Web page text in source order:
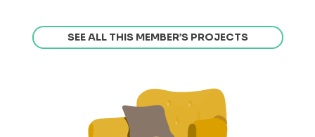
SEE ALL THIS MEMBER’S PROJECTS